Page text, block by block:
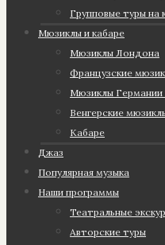
Групповые туры на
Мюзиклы и кабаре
Мюзиклы Лондона
Французские
Мюзиклы Германии
Венгерские
Кабаре
Джаз
Популярная музыка
Наши программы
Театральные
Авторские туры